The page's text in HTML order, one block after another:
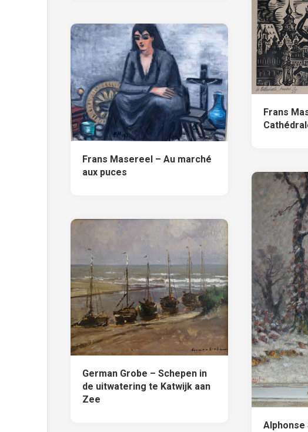
Frans
Frans Masereel – Au marché
aux puces
Alphonse
German Grobe – Schepen in
de uitwatering te Katwijk aan
Zee